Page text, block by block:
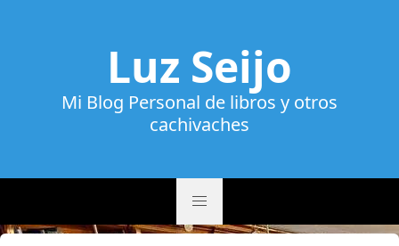
Luz Seijo
Mi Blog Personal de libros y otros
cachivaches